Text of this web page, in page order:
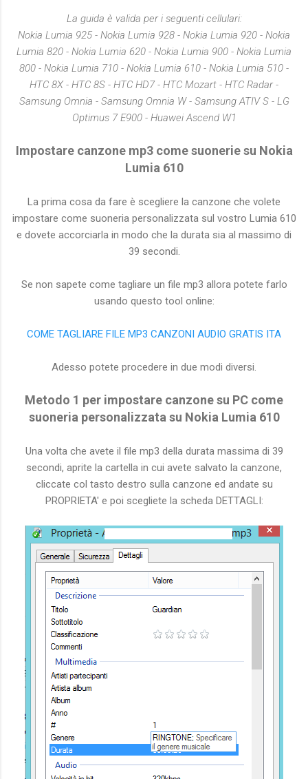
La guida è valida per i seguenti cellulari:
Nokia Lumia 925 - Nokia Lumia 928 - Nokia Lumia 920 - Nokia
Lumia 820 - Nokia Lumia 620 - Nokia Lumia 900 - Nokia Lumia
800 - Nokia Lumia 710 - Nokia Lumia 610 - Nokia Lumia 510 -
HTC 8X - HTC 8S - HTC HD7 - HTC Mozart - HTC Radar -
Samsung Omnia - Samsung Omnia W - Samsung ATIV S - LG
Optimus 7 E900 - Huawei Ascend W1
Impostare canzone mp3 come suonerie su Nokia
Lumia 610
La prima cosa da fare è scegliere la canzone che volete
impostare come suoneria personalizzata sul vostro Lumia 610
e dovete accorciarla in modo che la durata sia al massimo di
39 secondi.
Se non sapete come tagliare un file mp3 allora potete farlo
usando questo tool online:
COME TAGLIARE FILE MP3 CANZONI AUDIO GRATIS ITA
Adesso potete procedere in due modi diversi.
Metodo 1 per impostare canzone su PC come
suoneria personalizzata su Nokia Lumia 610
Una volta che avete il file mp3 della durata massima di 39
secondi, aprite la cartella in cui avete salvato la canzone,
cliccate col tasto destro sulla canzone ed andate su
PROPRIETA' e poi scegliete la scheda DETTAGLI: